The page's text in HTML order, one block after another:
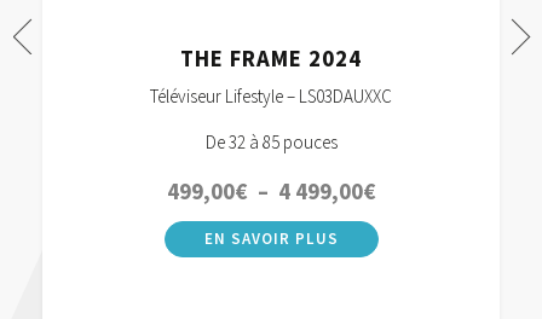
THE FRAME 2024
Téléviseur Lifestyle – LS03DAUXXC
De 32 à 85 pouces
499,00€ – 4 499,00€